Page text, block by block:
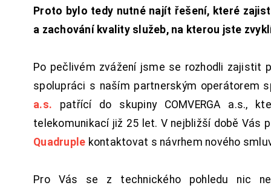
Proto bylo tedy nutné najít řešení, které
a zachování kvality služeb, na kterou jste
Po pečlivém zvážení jsme se rozhodli zajistit
spolupráci s naším partnerským operátorem
a.s. patřící do skupiny COMVERGA a.s.,
telekomunikací již 25 let. V nejbližší době Vás
Quadruple kontaktovat s návrhem nového
Pro Vás se z technického pohledu nic